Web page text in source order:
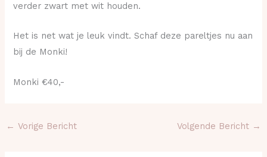
verder zwart met wit houden.
Het is net wat je leuk vindt. Schaf deze pareltjes nu aan
bij de Monki!
Monki €40,-
← Vorige Bericht Volgende Bericht →